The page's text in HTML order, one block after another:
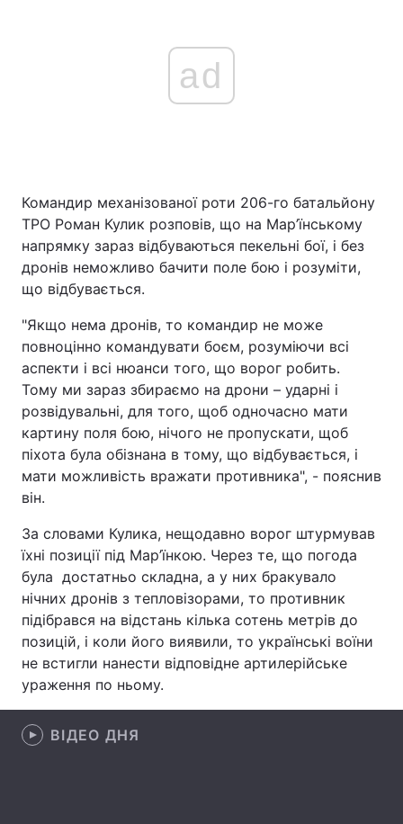
Україна Політика
Економіка Світ
Техно і зв'язок Лайт
Зброя Інциденти
Здоров'я Туризм
Цікавинки Погода
Екологія
Лонгріди
Відео з Youtube Статті
Інтерв'ю Думки
Вакансії
Контакти
ad
Командир механізованої роти 206-го батальйону
ТРО Роман Кулик розповів, що на Мар’їнському
напрямку зараз відбуваються пекельні бої, і без
дронів неможливо бачити поле бою і розуміти,
що відбувається.
"Якщо нема дронів, то командир не може
повноцінно командувати боєм, розуміючи всі
аспекти і всі нюанси того, що ворог робить.
Тому ми зараз збираємо на дрони – ударні і
розвідувальні, для того, щоб одночасно мати
картину поля бою, нічого не пропускати, щоб
піхота була обізнана в тому, що відбувається, і
мати можливість вражати противника", - пояснив
він.
За словами Кулика, нещодавно ворог штурмував
їхні позиції під Мар’їнкою. Через те, що погода
була достатньо складна, а у них бракувало
нічних дронів з тепловізорами, то противник
підібрався на відстань кілька сотень метрів до
позицій, і коли його виявили, то українські воїни
не встигли нанести відповідне артилерійське
ураження по ньому.
ВІДЕО ДНЯ